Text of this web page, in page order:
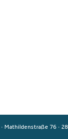
· Mathildenstraße 76 ·